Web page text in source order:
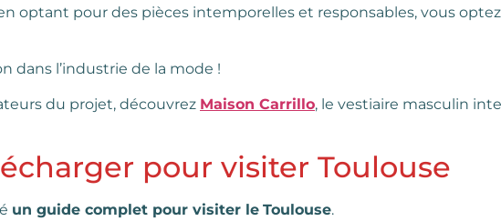
optant pour des pièces intemporelles et responsables, vous
dans l’industrie de la mode !
du projet, découvrez Maison Carrillo, le vestiaire masculin
pour visiter Toulouse
un guide complet pour visiter le Toulouse.